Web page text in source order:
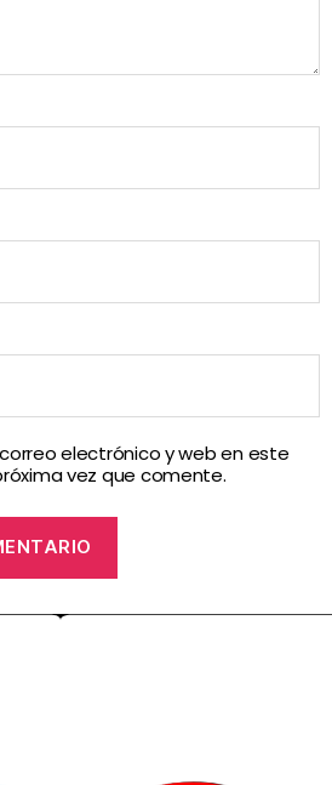
electrónico y web en este
vez que comente.